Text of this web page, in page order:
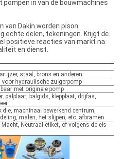
in van de bouwmachines
van Dakin worden pison
echte delen, tekeningen. Krijgt de
positieve reacties van markt na
en dienst.
ijzer, staal, brons en anderen
voor hydraulische zuigerpomp
met originele pomp
palplaat, balgids, klepplaat, drijfas,
die, machinaal bewerkend centrum,
malen, het slijpen, etc. afbramen
Neutraal etiket, of volgens de eis